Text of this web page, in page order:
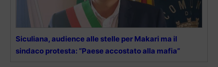
Siculiana, audience alle stelle per Makari ma il
sindaco protesta: “Paese accostato alla mafia”